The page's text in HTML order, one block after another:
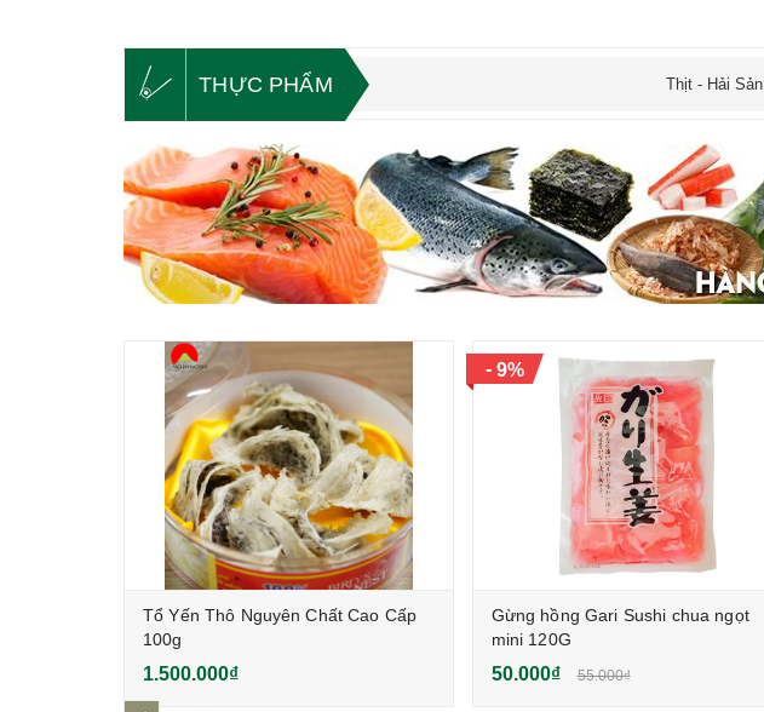
THỰC PHẨM Thịt - Hải Sản
Tổ Yến Thô Nguyên Chất Cao Cấp
100g
1.500.000₫
-9%
Gừng hồng Gari Sushi chua ngọt
mini 120G
50.000₫ 55.000₫